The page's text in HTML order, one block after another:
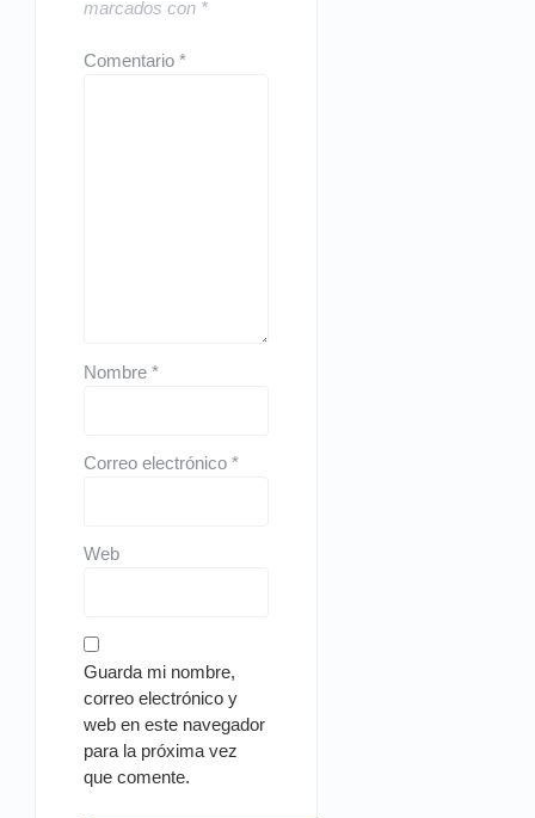
marcados con *
Comentario*
Nombre*
Correo electrónico*
Web
Guarda mi nombre,
correo electrónico y
web en este navegador
para la próxima vez
que comente.